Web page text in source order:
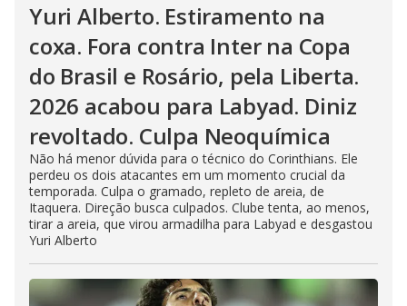
Yuri Alberto. Estiramento na
coxa. Fora contra Inter na Copa
do Brasil e Rosário, pela Liberta.
2026 acabou para Labyad. Diniz
revoltado. Culpa Neoquímica
Não há menor dúvida para o técnico do Corinthians. Ele
perdeu os dois atacantes em um momento crucial da
temporada. Culpa o gramado, repleto de areia, de
Itaquera. Direção busca culpados. Clube tenta, ao menos,
tirar a areia, que virou armadilha para Labyad e desgastou
Yuri Alberto